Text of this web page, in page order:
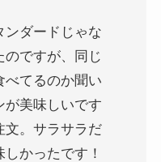
ンダードじゃな
のですが、同じ
べてるのか聞い
が美味しいです
文。サラサラだ
かったです！